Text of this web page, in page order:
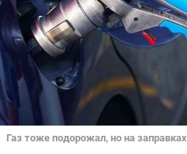
Газ тоже подорожал, но на